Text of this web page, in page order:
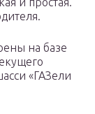
на базе
«ГАЗели